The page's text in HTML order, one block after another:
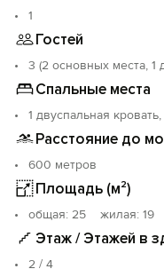
на лошадях,
пробные погружения
Кроме того можно
Севастополя:
Аквариум,
театрах или
Принимаем семьи с
кровать).
1
Гостей
3 (2 основных места, 1
Спальные места
1 двуспальная
Расстояние до
600 метров
Площадь (м²)
oбщая: 25 жилая: 19
Этаж / Этажей в
2 / 4